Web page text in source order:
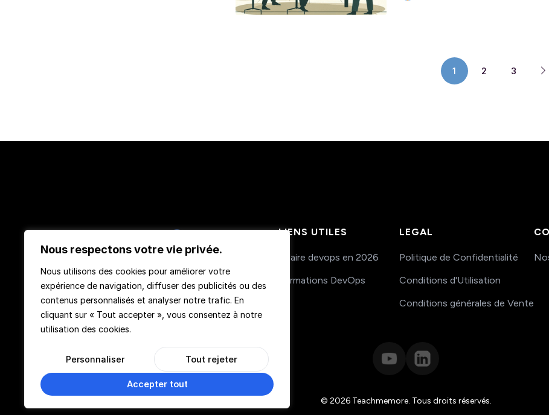
Nous respectons votre vie privée.
Nous utilisons des cookies pour améliorer votre
expérience de navigation, diffuser des publicités ou des
contenus personnalisés et analyser notre trafic. En
cliquant sur « Tout accepter », vous consentez à notre
utilisation des cookies.
Personnaliser Tout rejeter
Accepter tout
1 2 3
TeachMeMore
LIENS UTILES
Salaire devops en 2026
Formations DevOps
LEGAL
Politique de Confidentialité
Conditions d'Utilisation
Conditions générales de Vente
© 2026 Teachmemore. Tous droits réservés.